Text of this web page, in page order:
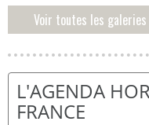
Voir toutes les galeries
L'AGENDA
FRANCE